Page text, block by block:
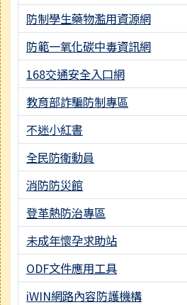
防制學生藥物濫用資源網
防範一氧化碳中毒資訊網
168交通安全入口網
教育部詐騙防制專區
不迷小紅書
全民防衛動員
消防防災館
登革熱防治專區
未成年懷孕求助站
ODF文件應用工具
iWIN網路內容防護機構